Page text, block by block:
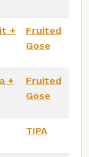
+
Fruited
Gose
+
Fruited
Gose
TIPA